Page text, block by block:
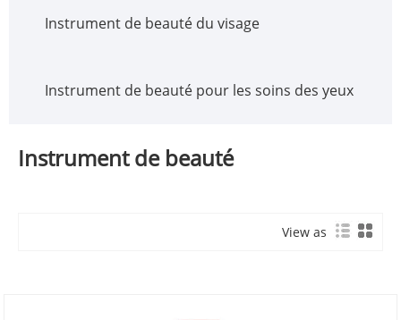
Instrument de beauté du visage
Instrument de beauté pour les soins des yeux
Instrument de beauté
View as